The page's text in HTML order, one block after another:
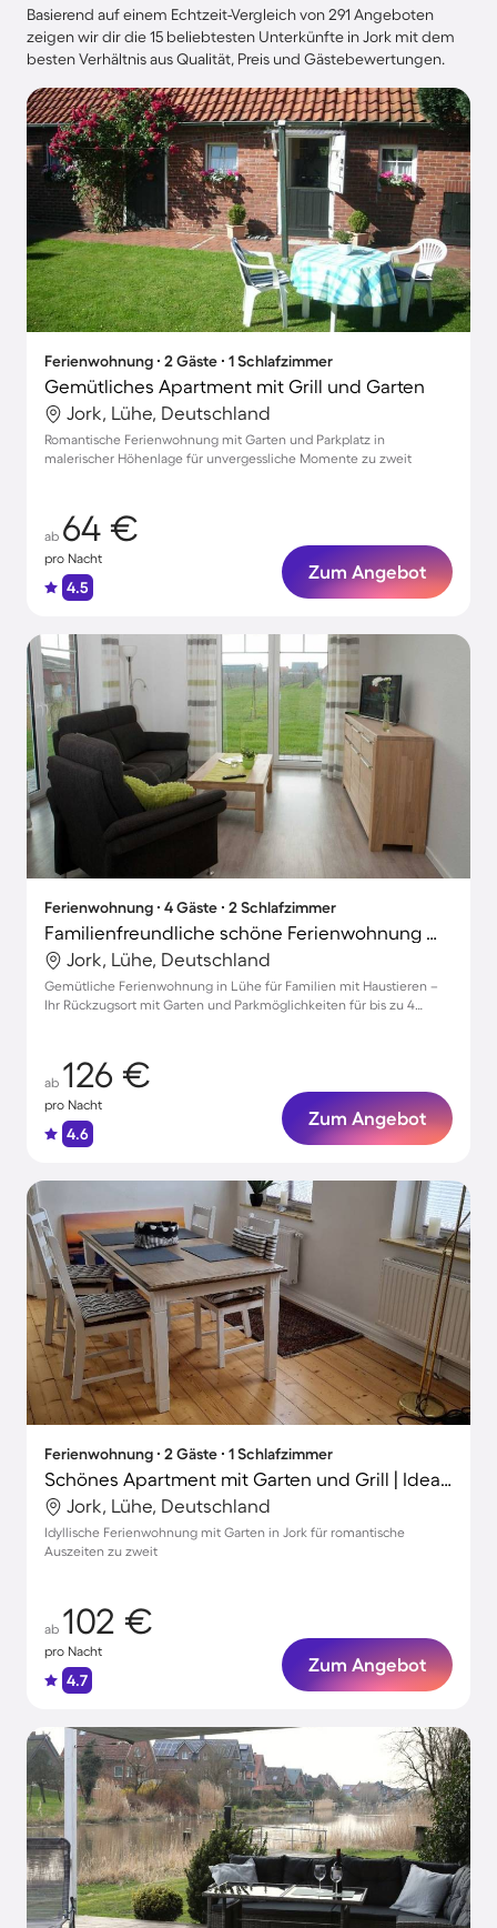
Basierend auf einem Echtzeit-Vergleich von 291 Angeboten
zeigen wir dir die 15 beliebtesten Unterkünfte in Jork mit dem
besten Verhältnis aus Qualität, Preis und Gästebewertungen.
Ferienwohnung ∙ 2 Gäste ∙ 1 Schlafzimmer
Gemütliches Apartment mit Grill und Garten
Jork, Lühe, Deutschland
Romantische Ferienwohnung mit Garten und Parkplatz in
malerischer Höhenlage für unvergessliche Momente zu zweit
ab 64 €
pro Nacht
4.5
Zum Angebot
Ferienwohnung ∙ 4 Gäste ∙ 2 Schlafzimmer
Familienfreundliche schöne Ferienwohnung mit Garten und Grill | Neben dem Strand | Hunde erlaubt
Jork, Lühe, Deutschland
Gemütliche Ferienwohnung in Lühe für Familien mit Haustieren –
Ihr Rückzugsort mit Garten und Parkmöglichkeiten für bis zu 4
ab 126 €
pro Nacht
4.6
Zum Angebot
Ferienwohnung ∙ 2 Gäste ∙ 1 Schlafzimmer
Schönes Apartment mit Garten und Grill | Ideal für Homeoffice
Jork, Lühe, Deutschland
Idyllische Ferienwohnung mit Garten in Jork für romantische
Auszeiten zu zweit
ab 102 €
pro Nacht
4.7
Zum Angebot